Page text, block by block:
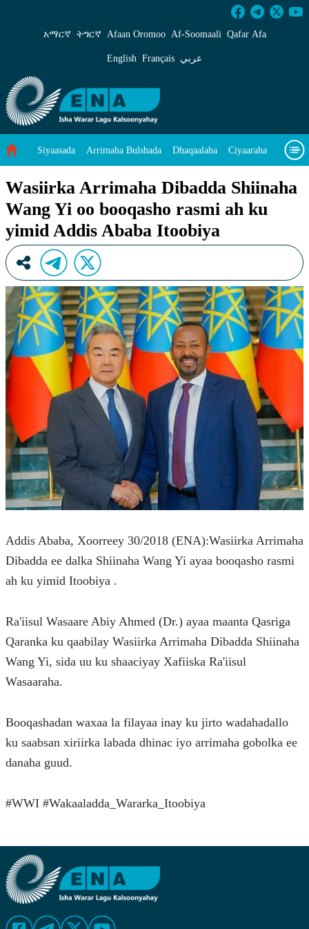
Wasiirka Arrimaha Dibadda Shiinaha Wang
አማርኛ ትግርኛ Afaan Oromoo Af‑Soomaali Qafar Afa
English Français عربي
Siyaasada Arrimaha Bulshada Dhaqaalaha Ciyaaraha
Wararka Caalamka Qodobada Tilmaamaha Muuqaalo
Arrimaheena
Wasiirka Arrimaha Dibadda Shiinaha
Wang Yi oo booqasho rasmi ah ku
yimid Addis Ababa Itoobiya
Addis Ababa, Xoorreey 30/2018 (ENA):Wasiirka Arrimaha
Dibadda ee dalka Shiinaha Wang Yi ayaa booqasho rasmi
ah ku yimid Itoobiya .
Ra'iisul Wasaare Abiy Ahmed (Dr.) ayaa maanta Qasriga
Qaranka ku qaabilay Wasiirka Arrimaha Dibadda Shiinaha
Wang Yi, sida uu ku shaaciyay Xafiiska Ra'iisul
Wasaaraha.
Booqashadan waxaa la filayaa inay ku jirto wadahadallo
ku saabsan xiriirka labada dhinac iyo arrimaha gobolka ee
danaha guud.
#WWI #Wakaaladda_Wararka_Itoobiya